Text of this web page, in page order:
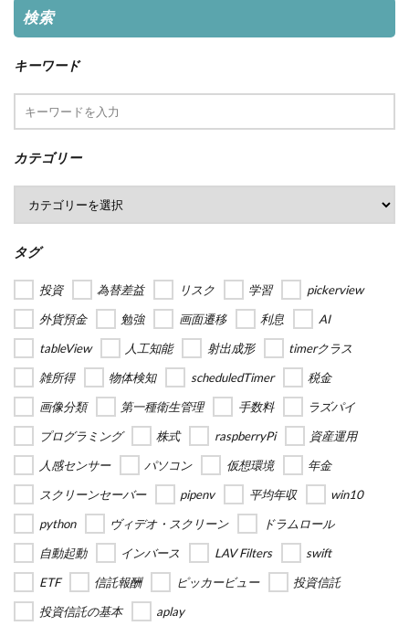
検索
キーワード
カテゴリー
タグ
投資 為替差益 リスク 学習
pickerview
外貨預金
勉強 画面遷移 利息
AI
tableView
人工知能 射出成形
timerクラス
雑所得
物体検知 scheduledTimer
税金
画像分類
第一種衛生管理 手数料
ラズパイ
プログラミング
株式 raspberryPi
資産運用
人感センサー
パソコン 仮想環境
年金
スクリーンセーバー
pipenv 平均年収
win10
python
ヴィデオ・スクリーン
ドラムロール
自動起動
インバース LAV Filters
swift
ETF
信託報酬 ピッカービュー
投資信託
投資信託の基本
aplay